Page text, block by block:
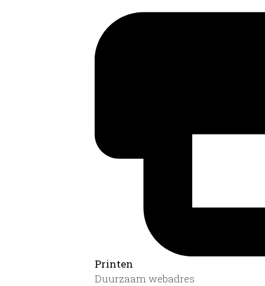
Printen
Duurzaam webadres